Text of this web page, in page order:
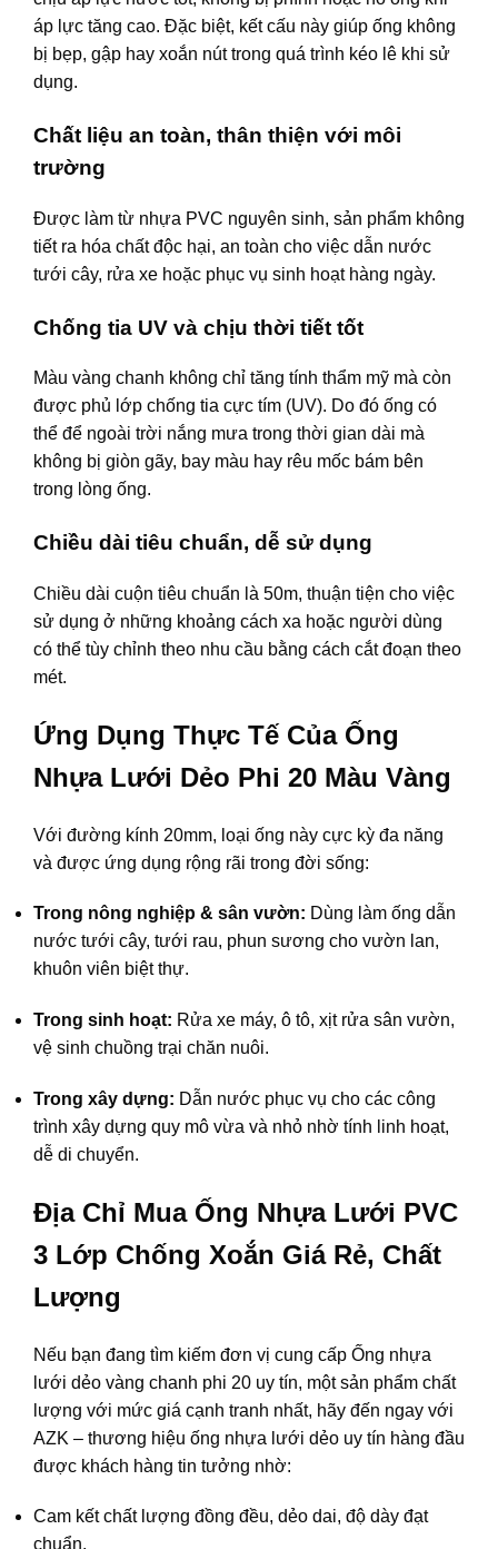
áp lực tăng cao. Đặc biệt, kết cấu này giúp ống không
bị bẹp, gập hay xoắn nút trong quá trình kéo lê khi sử
dụng.
Chất liệu an toàn, thân thiện với môi
trường
Được làm từ nhựa PVC nguyên sinh, sản phẩm không
tiết ra hóa chất độc hại, an toàn cho việc dẫn nước
tưới cây, rửa xe hoặc phục vụ sinh hoạt hàng ngày.
Chống tia UV và chịu thời tiết tốt
Màu vàng chanh không chỉ tăng tính thẩm mỹ mà còn
được phủ lớp chống tia cực tím (UV). Do đó ống có
thể để ngoài trời nắng mưa trong thời gian dài mà
không bị giòn gãy, bay màu hay rêu mốc bám bên
trong lòng ống.
Chiều dài tiêu chuẩn, dễ sử dụng
Chiều dài cuộn tiêu chuẩn là 50m, thuận tiện cho việc
sử dụng ở những khoảng cách xa hoặc người dùng
có thể tùy chỉnh theo nhu cầu bằng cách cắt đoạn theo
mét.
Ứng Dụng Thực Tế Của Ống
Nhựa Lưới Dẻo Phi 20 Màu Vàng
Với đường kính 20mm, loại ống này cực kỳ đa năng
và được ứng dụng rộng rãi trong đời sống:
Trong nông nghiệp & sân vườn: Dùng làm ống dẫn
nước tưới cây, tưới rau, phun sương cho vườn lan,
khuôn viên biệt thự.
Trong sinh hoạt: Rửa xe máy, ô tô, xịt rửa sân vườn,
vệ sinh chuồng trại chăn nuôi.
Trong xây dựng: Dẫn nước phục vụ cho các công
trình xây dựng quy mô vừa và nhỏ nhờ tính linh hoạt,
dễ di chuyển.
Địa Chỉ Mua Ống Nhựa Lưới PVC
3 Lớp Chống Xoắn Giá Rẻ, Chất
Lượng
Nếu bạn đang tìm kiếm đơn vị cung cấp Ống nhựa
lưới dẻo vàng chanh phi 20 uy tín, một sản phẩm chất
lượng với mức giá cạnh tranh nhất, hãy đến ngay với
AZK – thương hiệu ống nhựa lưới dẻo uy tín hàng đầu
được khách hàng tin tưởng nhờ:
Cam kết chất lượng đồng đều, dẻo dai, độ dày đạt
chuẩn.